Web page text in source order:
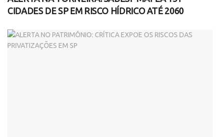
CIDADES DE SP EM RISCO HÍDRICO ATÉ 2060